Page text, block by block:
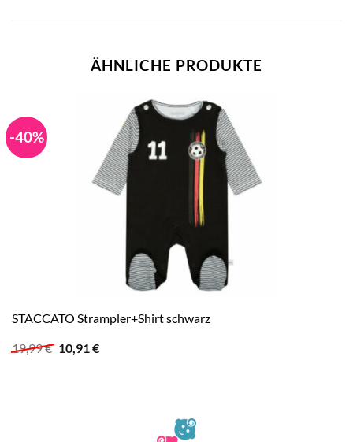
ÄHNLICHE PRODUKTE
-40%
STACCATO Strampler+Shirt schwarz
19,99€ Ursprünglicher
Preis
10,91€Aktueller